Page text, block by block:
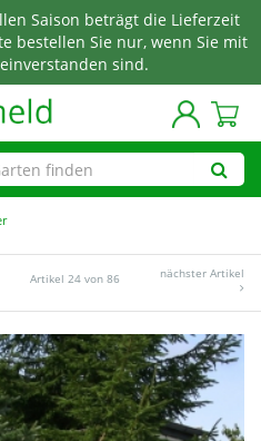
Saison beträgt die Lieferzeit
bestellen Sie nur, wenn Sie mit
sind.
Artikel 24 von 86 nächster Artikel